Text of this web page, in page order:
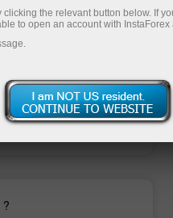
the relevant button below. If
to open an account with InstaForex